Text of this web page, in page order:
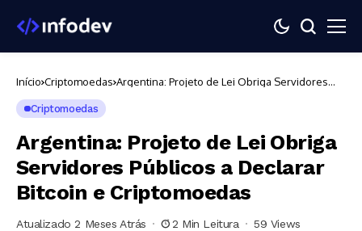
Início Criptomoedas Argentina: Projeto de Lei Obriga Servidores
Criptomoedas
Argentina: Projeto de Lei Obriga
Servidores Públicos a Declarar
Bitcoin e Criptomoedas
Atualizado 2 Meses Atrás 2 Min Leitura 59 Views